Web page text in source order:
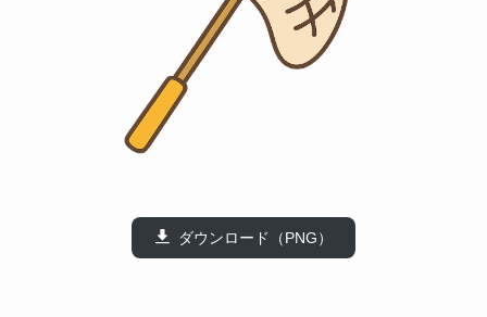
ダウンロード（PNG）